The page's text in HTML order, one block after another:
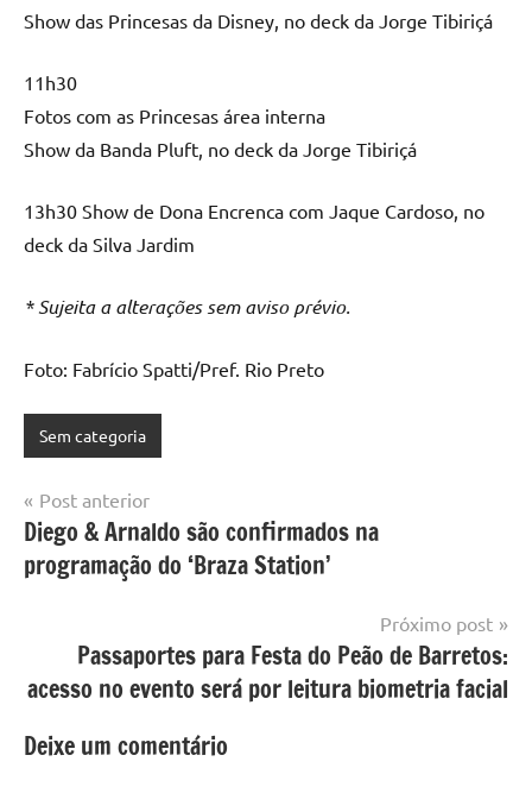
Show das Princesas da Disney, no deck da Jorge Tibiriçá
11h30
Fotos com as Princesas área interna
Show da Banda Pluft, no deck da Jorge Tibiriçá
13h30 Show de Dona Encrenca com Jaque Cardoso, no
deck da Silva Jardim
* Sujeita a alterações sem aviso prévio.
Foto: Fabrício Spatti/Pref. Rio Preto
Sem categoria
Navegação
de
Post
Post anterior
Diego & Arnaldo são confirmados na
programação do ‘Braza Station’
Próximo post
Passaportes para Festa do Peão de Barretos:
acesso no evento será por leitura biometria facial
Deixe um comentário